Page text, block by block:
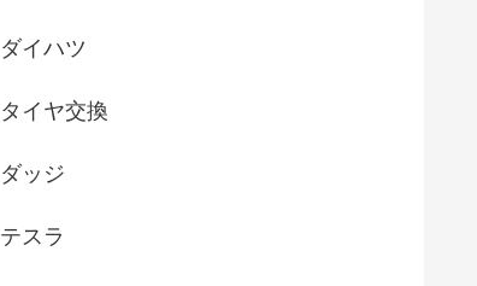
ダイハツ
タイヤ交換
ダッジ
テスラ